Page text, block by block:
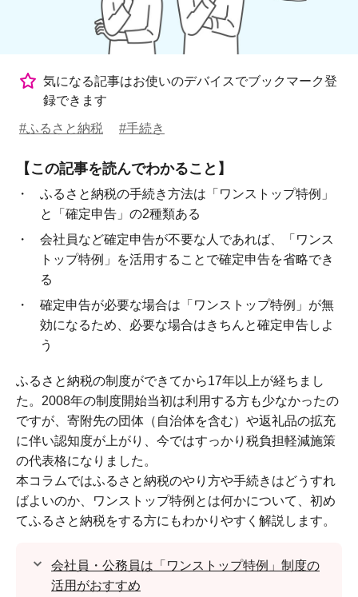
気になる記事はお使いのデバイスでブックマーク登
録できます
#ふるさと納税 #手続き
【この記事を読んでわかること】
ふるさと納税の手続き方法は「ワンストップ特例」
と「確定申告」の2種類ある
会社員など確定申告が不要な人であれば、「ワンス
トップ特例」を活用することで確定申告を省略でき
る
確定申告が必要な場合は「ワンストップ特例」が無
効になるため、必要な場合はきちんと確定申告しよ
う
ふるさと納税の制度ができてから17年以上が経ちまし
た。2008年の制度開始当初は利用する方も少なかったの
ですが、寄附先の団体（自治体を含む）や返礼品の拡充
に伴い認知度が上がり、今ではすっかり税負担軽減施策
の代表格になりました。
本コラムではふるさと納税のやり方や手続きはどうすれ
ばよいのか、ワンストップ特例とは何かについて、初め
てふるさと納税をする方にもわかりやすく解説します。
会社員・公務員は「ワンストップ特例」制度の
活用がおすすめ